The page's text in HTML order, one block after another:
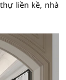
liền kề, nhà